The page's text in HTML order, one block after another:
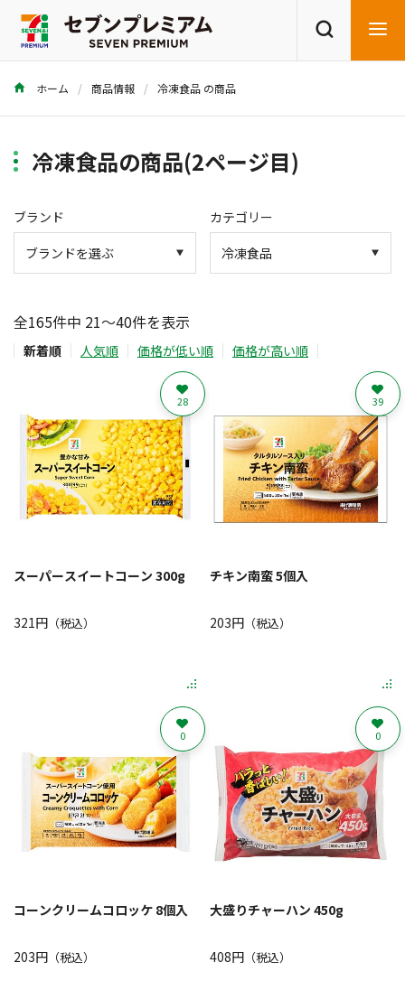
商品を探す レシピを探す
ホーム 商品情報 冷凍食品 の商品
冷凍食品の商品(2ページ目)
ブランド カテゴリー
全165件中 21～40件を表示
新着順 人気順 価格が低い順 価格が高い順
スーパースイートコーン 300g
321円 （税込）
28
チキン南蛮 5個入
203円（税込）
39
コーンクリームコロッケ 8個入
203円 （税込）
0
大盛りチャーハン 450g
408円（税込）
0